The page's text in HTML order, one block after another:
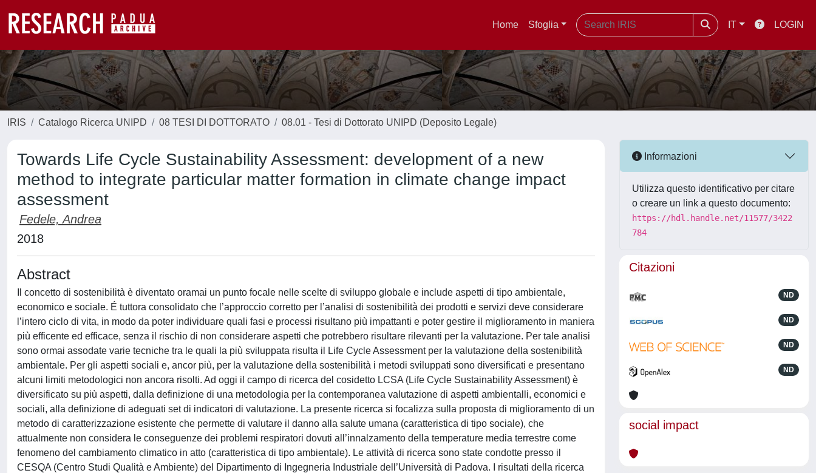
Home Sfoglia IT LOGIN
IRIS Catalogo Ricerca UNIPD 08 TESI DI DOTTORATO 08.01 - Tesi di Dottorato UNIPD (Deposito Legale)
Towards Life Cycle Sustainability Assessment: development of a new
method to integrate particular matter formation in climate change impact
assessment
Fedele, Andrea
2018
Abstract
Il concetto di sostenibilità è diventato oramai un punto focale nelle scelte di sviluppo globale e include aspetti di tipo ambientale,
economico e sociale. É tuttora consolidato che l’approccio corretto per l’analisi di sostenibilità dei prodotti e servizi deve considerare
l’intero ciclo di vita, in modo da poter individuare quali fasi e processi risultano più impattanti e poter gestire il miglioramento in maniera
più efficente ed efficace, senza il rischio di non considerare aspetti che potrebbero risultare rilevanti per la valutazione. Per tale analisi
sono ormai assodate varie tecniche tra le quali la più sviluppata risulta il Life Cycle Assessment per la valutazione della sostenibilità
ambientale. Per gli aspetti sociali e, ancor più, per la valutazione della sostenibilità i metodi sviluppati sono diversificati e presentano
alcuni limiti metodologici non ancora risolti. Ad oggi il campo di ricerca del cosidetto LCSA (Life Cycle Sustainability Assessment) è
diversificato su più aspetti, dalla definizione di una metodologia per la contemporanea valutazione di aspetti ambientalli, economici e
sociali, alla definizione di adeguati set di indicatori di valutazione. La presente ricerca si focalizza sulla proposta di miglioramento di un
metodo di caratterizzazione esistente che permette di valutare il danno alla salute umana (caratteristica di tipo sociale), che
attualmente non considera le conseguenze dei problemi respiratori dovuti all’innalzamento della temperature media terrestre come
fenomeno del cambiamento climatico in atto (caratteristica di tipo ambientale). Le attività di ricerca sono state condotte presso il
CESQA (Centro Studi Qualità e Ambiente) del Dipartimento di Ingegneria Industriale dell’Università di Padova. I risultati della ricerca
Informazioni
Utilizza questo identificativo per citare
o creare un link a questo documento:
https://hdl.handle.net/11577/3422
784
Citazioni
ND
ND
ND
ND
social impact